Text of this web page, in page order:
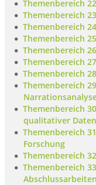
Themenbereich
Themenbereich
Themenbereich
Themenbereich
Themenbereich
Themenbereich
Themenbereich
Themenbereich
Themenbereich
qualitativer
Themenbereich
Forschung
Themenbereich
Themenbereich